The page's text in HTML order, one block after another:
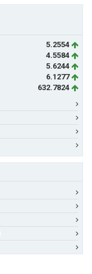
5.2554
4.5584
5.6244
6.1277
632.7824